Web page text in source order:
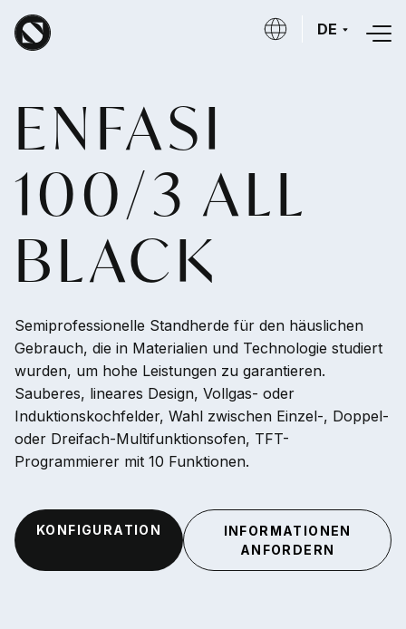
Direkt zum Inhalt
DE
ENFASI
100/3 ALL
BLACK
Semiprofessionelle Standherde für den häuslichen
Gebrauch, die in Materialien und Technologie studiert
wurden, um hohe Leistungen zu garantieren.
Sauberes, lineares Design, Vollgas- oder
Induktionskochfelder, Wahl zwischen Einzel-, Doppel-
oder Dreifach-Multifunktionsofen, TFT-
Programmierer mit 10 Funktionen.
KONFIGURATION
INFORMATIONEN
ANFORDERN